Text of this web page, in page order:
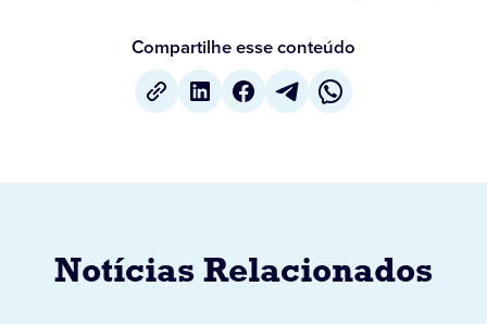
Compartilhe esse conteúdo
Notícias Relacionados